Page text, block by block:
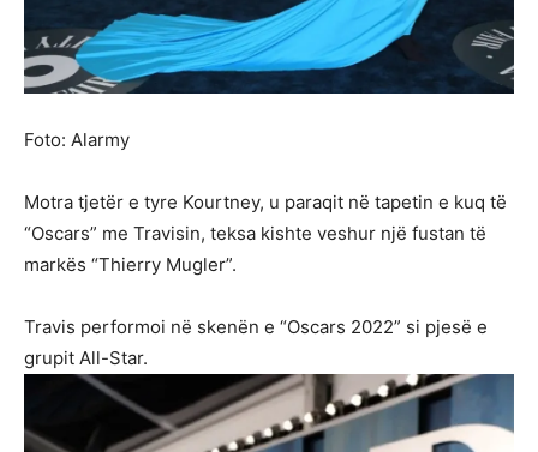
Foto: Alarmy
Motra tjetër e tyre Kourtney, u paraqit në tapetin e kuq të
“Oscars” me Travisin, teksa kishte veshur një fustan të
markës “Thierry Mugler”.
Travis performoi në skenën e “Oscars 2022” si pjesë e
grupit All-Star.